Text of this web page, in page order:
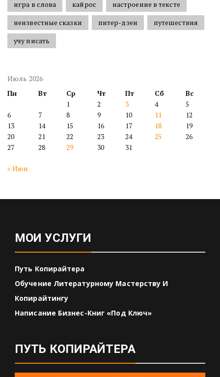
игра в слова
кайрос
настроение в тексте
неизвестные сказки
питер-дзен
путешествия
учу писать
Июль 2026
Пн
Вт Ср Чт Пт Сб
Вс
1
2 3 4
5
6
7 8 9 10 11
12
13
14 15 16 17 18
19
20
21 22 23 24 25
26
27
28 29 30 31
« Июн
МОИ УСЛУГИ
Путь Копирайтера
Обучение Литературному Мастерству И
Копирайтингу
Написание Бизнес-Книг «под Ключ»
ПУТЬ КОПИРАЙТЕРА